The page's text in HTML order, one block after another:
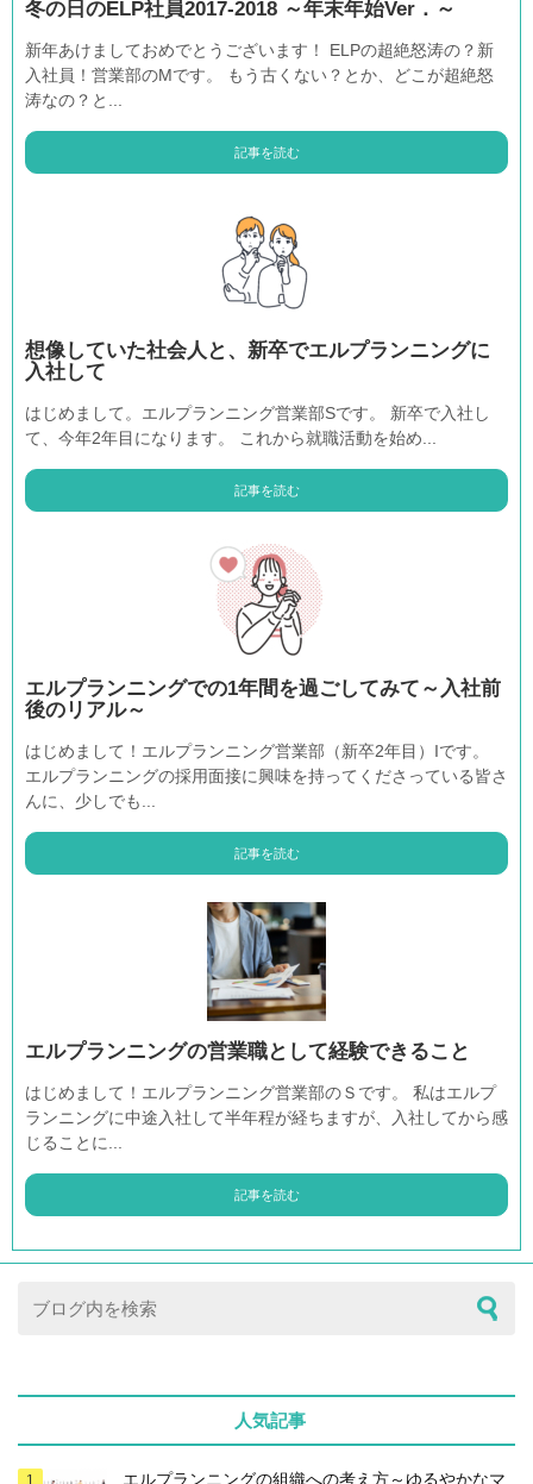
冬の日のELP社員2017-2018 ～年末年始Ver．～
新年あけましておめでとうございます！ ELPの超絶怒涛の？新
入社員！営業部のMです。 もう古くない？とか、どこが超絶怒
涛なの？と...
記事を読む
想像していた社会人と、新卒でエルプランニングに
入社して
はじめまして。エルプランニング営業部Sです。 新卒で入社し
て、今年2年目になります。 これから就職活動を始め...
記事を読む
エルプランニングでの1年間を過ごしてみて～入社前
後のリアル～
はじめまして！エルプランニング営業部（新卒2年目）Iです。
エルプランニングの採用面接に興味を持ってくださっている皆さ
んに、少しでも...
記事を読む
エルプランニングの営業職として経験できること
はじめまして！エルプランニング営業部のＳです。 私はエルプ
ランニングに中途入社して半年程が経ちますが、入社してから感
じることに...
記事を読む
人気記事
エルプランニングの組織への考え方～ゆるやかなマ